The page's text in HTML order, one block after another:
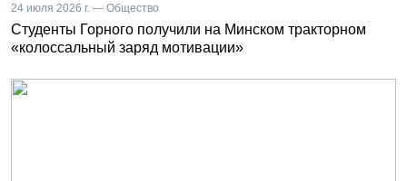
24 июля 2026 г. — Общество
Студенты Горного получили на Минском тракторном
«колоссальный заряд мотивации»